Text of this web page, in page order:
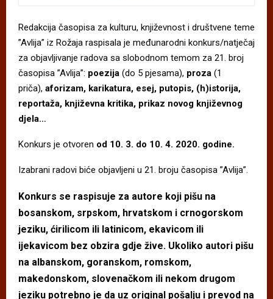
Redakcija časopisa za kulturu, književnost i društvene teme
”Avlija” iz Rožaja raspisala je međunarodni konkurs/natječaj
za objavljivanje radova sa slobodnom temom za 21. broj
časopisa ”Avlija”: poezija (do 5 pjesama), proza (1
priča), aforizam, karikatura, esej, putopis, (h)istorija,
reportaža, književna kritika, prikaz novog književnog
djela…
Konkurs je otvoren od 10. 3. do 10. 4. 2020. godine.
Izabrani radovi biće objavljeni u 21. broju časopisa ”Avlija”.
Konkurs se raspisuje za autore koji pišu na
bosanskom, srpskom, hrvatskom i crnogorskom
jeziku, ćirilicom ili latinicom, ekavicom ili
ijekavicom bez obzira gdje žive. Ukoliko autori pišu
na albanskom, goranskom, romskom,
makedonskom, slovenačkom ili nekom drugom
jeziku potrebno je da uz original pošalju i prevod na